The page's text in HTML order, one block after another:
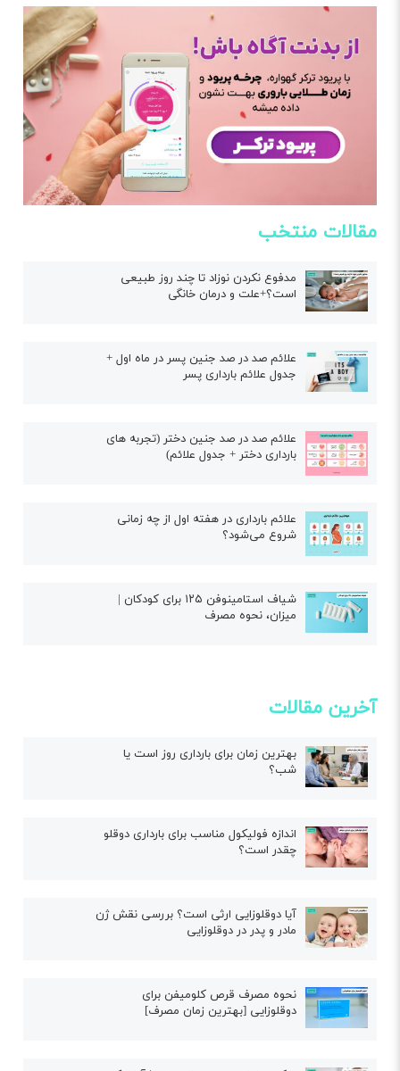
مقالات منتخب
مدفوع نکردن نوزاد تا چند روز طبیعی
است؟+علت و درمان خانگی
علائم صد در صد جنین پسر در ماه اول +
جدول علائم بارداری پسر
علائم صد در صد جنین دختر (تجربه های
بارداری دختر + جدول علائم)
علائم بارداری در هفته اول از چه زمانی
شروع می‌شود؟
شیاف استامینوفن ۱۲۵ برای کودکان |
میزان، نحوه مصرف
آخرین مقالات
بهترین زمان برای بارداری روز است یا
شب؟
اندازه فولیکول مناسب برای بارداری دوقلو
چقدر است؟
آیا دوقلوزایی ارثی است؟ بررسی نقش ژن
مادر و پدر در دوقلوزایی
نحوه مصرف قرص کلومیفن برای
دوقلوزایی [بهترین زمان مصرف]